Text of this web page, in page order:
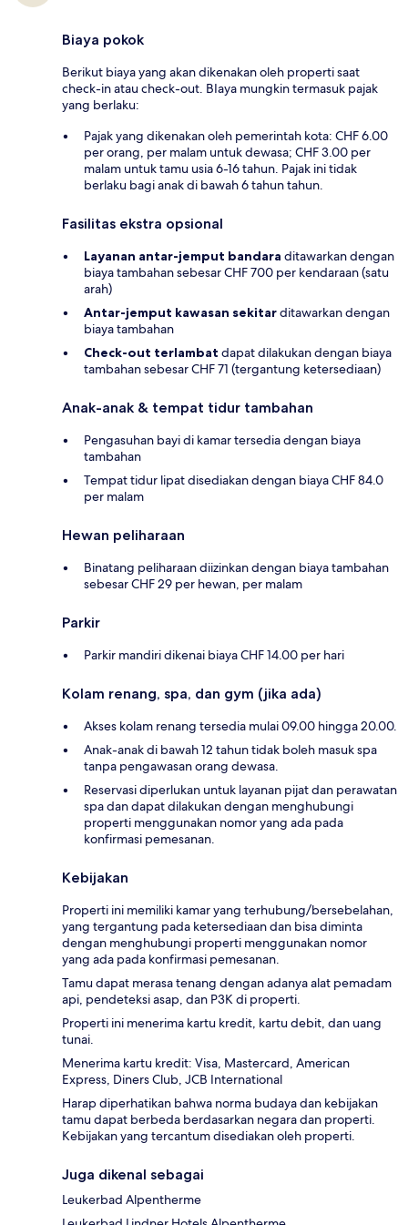
Biaya pokok
Berikut biaya yang akan dikenakan oleh properti saat
check-in atau check-out. BIaya mungkin termasuk pajak
yang berlaku:
Pajak yang dikenakan oleh pemerintah kota: CHF 6.00
per orang, per malam untuk dewasa; CHF 3.00 per
malam untuk tamu usia 6-16 tahun. Pajak ini tidak
berlaku bagi anak di bawah 6 tahun tahun.
Fasilitas ekstra opsional
Layanan antar-jemput bandara ditawarkan dengan
biaya tambahan sebesar CHF 700 per kendaraan (satu
arah)
Antar-jemput kawasan sekitarditawarkan dengan
biaya tambahan
Check-out terlambat dapat dilakukan dengan biaya
tambahan sebesar CHF 71 (tergantung ketersediaan)
Anak-anak & tempat tidur tambahan
Pengasuhan bayi di kamar tersedia dengan biaya
tambahan
Tempat tidur lipat disediakan dengan biaya CHF 84.0
per malam
Hewan peliharaan
Binatang peliharaan diizinkan dengan biaya tambahan
sebesar CHF 29 per hewan, per malam
Parkir
Parkir mandiri dikenai biaya CHF 14.00 per hari
Kolam renang, spa, dan gym (jika ada)
Akses kolam renang tersedia mulai 09.00 hingga 20.00.
Anak-anak di bawah 12 tahun tidak boleh masuk spa
tanpa pengawasan orang dewasa.
Reservasi diperlukan untuk layanan pijat dan perawatan
spa dan dapat dilakukan dengan menghubungi
properti menggunakan nomor yang ada pada
konfirmasi pemesanan.
Kebijakan
Properti ini memiliki kamar yang terhubung/bersebelahan,
yang tergantung pada ketersediaan dan bisa diminta
dengan menghubungi properti menggunakan nomor
yang ada pada konfirmasi pemesanan.
Tamu dapat merasa tenang dengan adanya alat pemadam
api, pendeteksi asap, dan P3K di properti.
Properti ini menerima kartu kredit, kartu debit, dan uang
tunai.
Menerima kartu kredit: Visa, Mastercard, American
Express, Diners Club, JCB International
Harap diperhatikan bahwa norma budaya dan kebijakan
tamu dapat berbeda berdasarkan negara dan properti.
Kebijakan yang tercantum disediakan oleh properti.
Juga dikenal sebagai
Leukerbad Alpentherme